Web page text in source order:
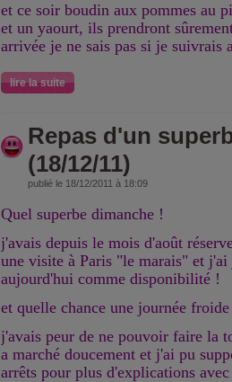
et ce soir boudin aux pommes au
et un yaourt, ils prendront
arrivée je ne sais pas si je suivrais
lire la suite
Repas d'un
(18/12/11)
publié le 18/12/2011 à 18:09
Quel superbe dimanche !
j'avais depuis le mois d'août
une visite à Paris "le marais" et
aujourd'hui comme disponibilité !
et quelle chance une journée
j'avais peur de ne pouvoir faire la
a marché doucement et j'ai pu
arrêts pour plus d'explications